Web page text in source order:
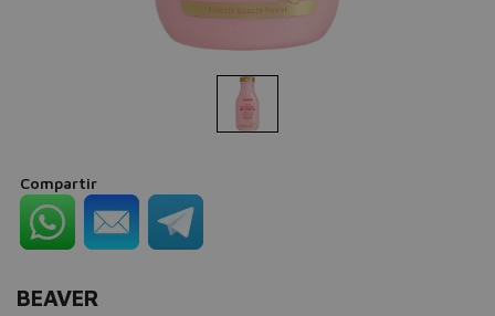
Compartir
BEAVER